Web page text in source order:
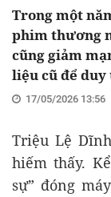
Trong một
phim thương
cũng giảm
liệu cũ để
17/05/2026 13:56
Triệu Lệ
hiếm thấy.
sự” đóng